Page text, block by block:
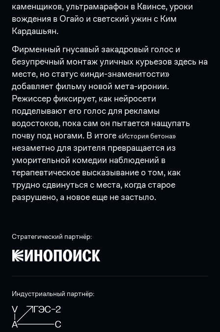
каменщиков, ультрамарафон в Квинсе, уроки
вождения в Огайо и светский ужин с Ким
Кардашьян.
Фирменный гнусавый закадровый голос и
безупречный монтаж уличных курьезов здесь на
месте, но статус «инди-знаменитости»
добавляет фильму новой мета-иронии.
Режиссер фиксирует, как нейросети
подделывают его голос для рекламы
водостоков, пока сам он пытается нащупать
почву под ногами. В итоге «История бетона»
незаметно для зрителя превращается из
уморительной комедии наблюдений в
терапевтическое высказывание о том, как
трудно сдвинуться с места, когда старое
разрушено, а новое еще не застыло.
Стратегический партнёр:
Индустриальный партнёр: